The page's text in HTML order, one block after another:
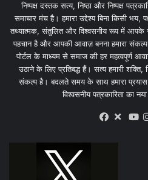
निष्पक्ष दस्तक सत्य, निष्ठा और निष्पक्ष
समाचार मंच है। हमारा उद्देश्य बिना किसी भय,
तथ्यात्मक, संतुलित और विश्वसनीय रूप में आपके
पहचान है और आपकी आवाज़ बनना हमारा
पोर्टल के माध्यम से समाज की हर महत्वपूर्ण
उठाने के लिए प्रतिबद्ध हैं। सत्य हमारी शक्ति,
संकल्प है। बदलते समय के साथ हमारा
विश्वसनीय पत्रकारिता का
X